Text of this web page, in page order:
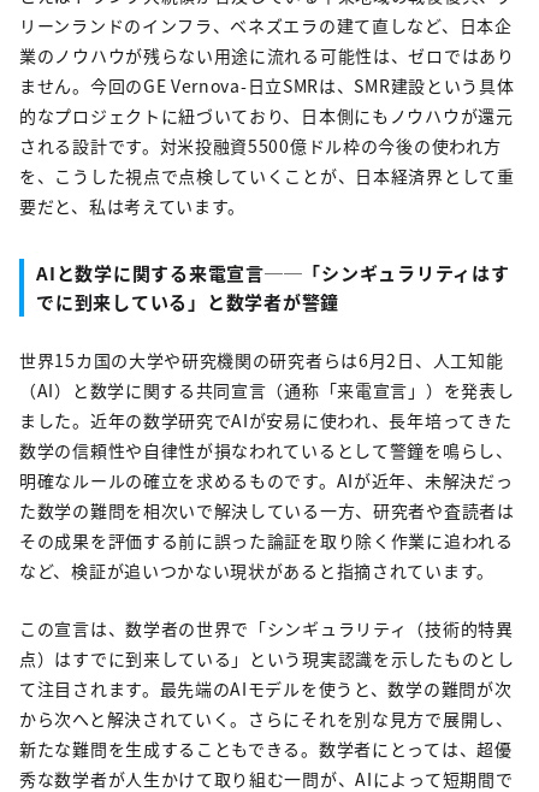
リーンランドのインフラ、ベネズエラの建て直しなど、日本企
業のノウハウが残らない用途に流れる可能性は、ゼロではあり
ません。今回のGE Vernova-日立SMRは、SMR建設という具体
的なプロジェクトに紐づいており、日本側にもノウハウが還元
される設計です。対米投融資5500億ドル枠の今後の使われ方
を、こうした視点で点検していくことが、日本経済界として重
要だと、私は考えています。
AIと数学に関する来電宣言──「シンギュラリティはす
でに到来している」と数学者が警鐘
世界15カ国の大学や研究機関の研究者らは6月2日、人工知能
（AI）と数学に関する共同宣言（通称「来電宣言」）を発表し
ました。近年の数学研究でAIが安易に使われ、長年培ってきた
数学の信頼性や自律性が損なわれているとして警鐘を鳴らし、
明確なルールの確立を求めるものです。AIが近年、未解決だっ
た数学の難問を相次いで解決している一方、研究者や査読者は
その成果を評価する前に誤った論証を取り除く作業に追われる
など、検証が追いつかない現状があると指摘されています。
この宣言は、数学者の世界で「シンギュラリティ（技術的特異
点）はすでに到来している」という現実認識を示したものとし
て注目されます。最先端のAIモデルを使うと、数学の難問が次
から次へと解決されていく。さらにそれを別な見方で展開し、
新たな難問を生成することもできる。数学者にとっては、超優
秀な数学者が人生かけて取り組む一問が、AIによって短期間で